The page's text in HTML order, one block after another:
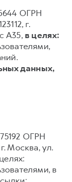
ОГРН
г.
А35, в целях:
данных,
ОГРН
Москва, ул.
в